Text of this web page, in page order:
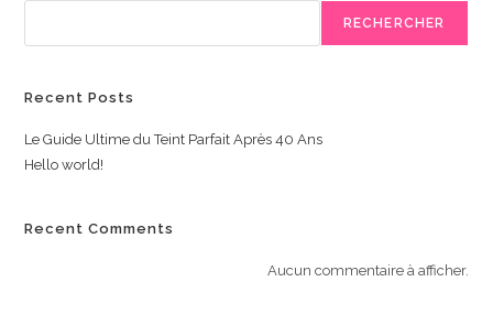
RECHERCHER
Recent Posts
Le Guide Ultime du Teint Parfait Après 40 Ans
Hello world!
Recent Comments
Aucun commentaire à afficher.